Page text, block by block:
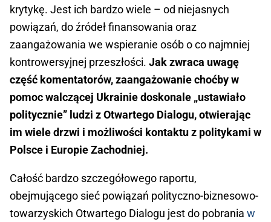
krytykę. Jest ich bardzo wiele – od niejasnych
powiązań, do źródeł finansowania oraz
zaangażowania we wspieranie osób o co najmniej
kontrowersyjnej przeszłości. Jak zwraca uwagę
część komentatorów, zaangażowanie choćby w
pomoc walczącej Ukrainie doskonale „ustawiało
politycznie” ludzi z Otwartego Dialogu, otwierając
im wiele drzwi i możliwości kontaktu z politykami w
Polsce i Europie Zachodniej.
Całość bardzo szczegółowego raportu,
obejmującego sieć powiązań polityczno-biznesowo-
towarzyskich Otwartego Dialogu jest do pobrania w